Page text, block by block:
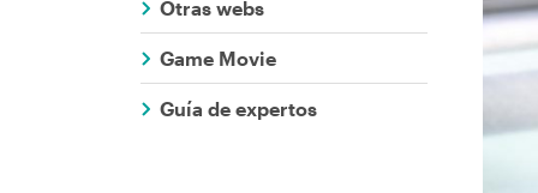
Otras webs
Game Movie
Guía de expertos